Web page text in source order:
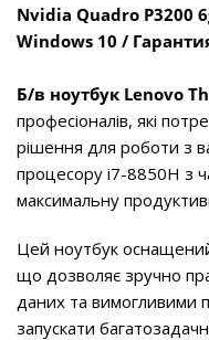
Nvidia Quadro P3200
Windows 10 /
Б/в ноутбук Lenovo
професіоналів, які
рішення для роботи з
процесору i7-8850H з
максимальну
Цей ноутбук
що дозволяє зручно
даних та вимогливими
запускати